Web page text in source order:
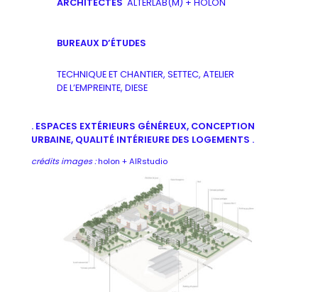
BUREAUX D’ÉTUDES
TECHNIQUE ET CHANTIER, SETTEC, ATELIER
DE L’EMPREINTE, DIESE
. ESPACES EXTÉRIEURS GÉNÉREUX, CONCEPTION
URBAINE, QUALITÉ INTÉRIEURE DES LOGEMENTS .
crédits images :holon + AIRstudio